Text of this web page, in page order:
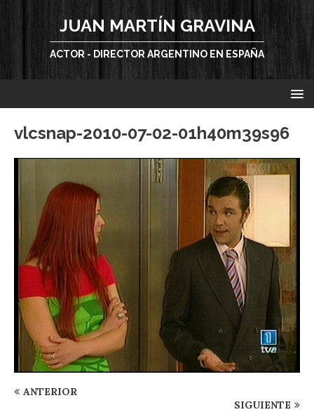
JUAN MARTÍN GRAVINA
ACTOR - DIRECTOR ARGENTINO EN ESPAÑA
vlcsnap-2010-07-02-01h40m39s96
ANTERIOR
SIGUIENTE